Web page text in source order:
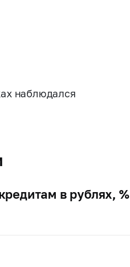
наблюдался
в рублях, %